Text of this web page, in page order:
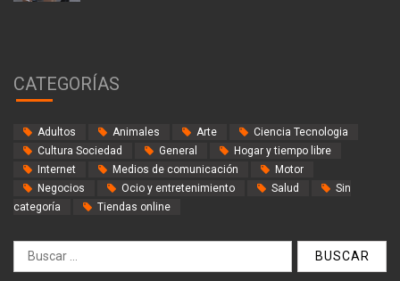
CATEGORÍAS
Adultos Animales Arte
Ciencia Tecnologia
Cultura Sociedad
General
Hogar y tiempo libre
Internet
Medios de comunicación
Motor
Negocios
Ocio y entretenimiento Salud
Sin
categoría
Tiendas online
Buscar: